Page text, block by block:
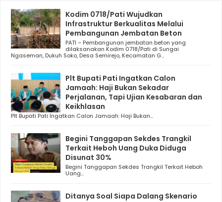
Kodim 0718/Pati Wujudkan
Infrastruktur Berkualitas Melalui
Pembangunan Jembatan Beton
PATI – Pembangunan jembatan beton yang
dilaksanakan Kodim 0718/Pati di Sungai
Ngaseman, Dukuh Soko, Desa Semirejo, Kecamatan G...
Plt Bupati Pati Ingatkan Calon
Jamaah: Haji Bukan Sekadar
Perjalanan, Tapi Ujian Kesabaran dan
Keikhlasan
Plt Bupati Pati Ingatkan Calon Jamaah: Haji Bukan...
Begini Tanggapan Sekdes Trangkil
Terkait Heboh Uang Duka Diduga
Disunat 30%
Begini Tanggapan Sekdes Trangkil Terkait Heboh
Uang...
Ditanya Soal Siapa Dalang Skenario